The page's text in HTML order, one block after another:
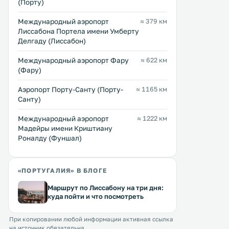
(Порту)
Международный аэропорт
Лиссабона Портела имени Умберту
Делгаду (Лиссабон)
≈ 379 км
Международный аэропорт Фару
(Фару)
≈ 622 км
Аэропорт Порту-Санту (Порту-
Санту)
≈ 1165 км
Международный аэропорт
Мадейры имени Криштиану
Роналду (Фуншал)
≈ 1222 км
«ПОРТУГАЛИЯ» В БЛОГЕ
Маршрут по Лиссабону на три дня:
куда пойти и что посмотреть
При копировании любой информации активная ссылка